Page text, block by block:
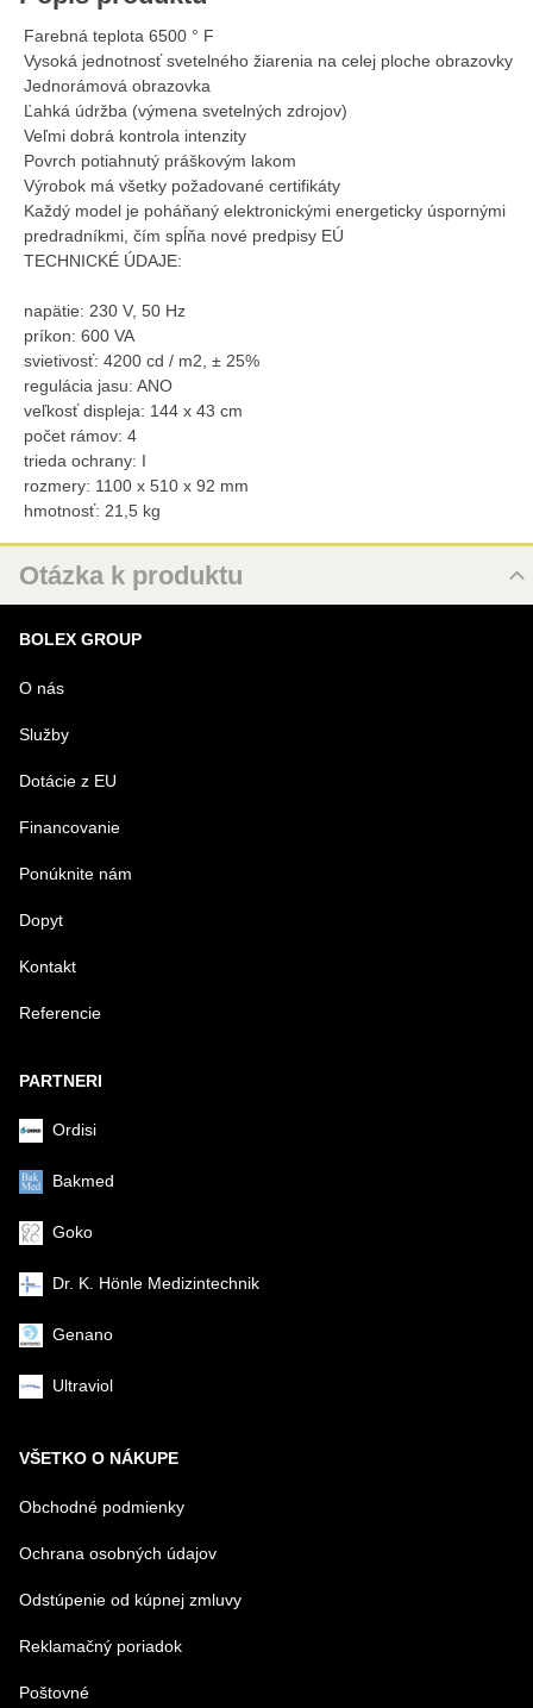
Farebná teplota 6500 ° F
Vysoká jednotnosť svetelného žiarenia na celej ploche obrazovky
Jednorámová obrazovka
Ľahká údržba (výmena svetelných zdrojov)
Veľmi dobrá kontrola intenzity
Povrch potiahnutý práškovým lakom
Výrobok má všetky požadované certifikáty
Každý model je poháňaný elektronickými energeticky úspornými
predradníkmi, čím spĺňa nové predpisy EÚ
TECHNICKÉ ÚDAJE:
napätie: 230 V, 50 Hz
príkon: 600 VA
svietivosť: 4200 cd / m2, ± 25%
regulácia jasu: ANO
veľkosť displeja: 144 x 43 cm
počet rámov: 4
trieda ochrany: I
rozmery: 1100 x 510 x 92 mm
hmotnosť: 21,5 kg
Otázka k produktu
MENO
VÁŠ E-MAIL
VAŠA OTÁZKA K PRODUKTU
Odoslať
BOLEX GROUP
O nás
Služby
Dotácie z EU
Financovanie
Ponúknite nám
Dopyt
Kontakt
Referencie
PARTNERI
Ordisi
Bakmed
Goko
Dr. K. Hönle Medizintechnik
Genano
Ultraviol
VŠETKO O NÁKUPE
Obchodné podmienky
Ochrana osobných údajov
Odstúpenie od kúpnej zmluvy
Reklamačný poriadok
Poštovné